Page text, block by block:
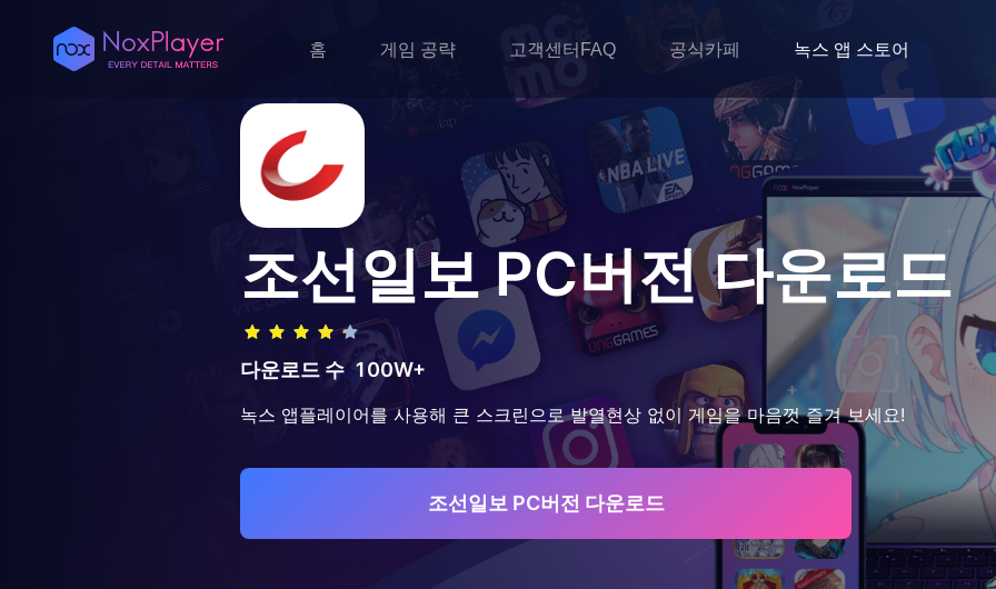
홈 게임 공략 고객센터FAQ 공식카페 녹스 앱 스토어
조선일보PC버전 다운로드
다운로드 수 100W+
녹스 앱플레이어를 사용해 큰 스크린으로 발열현상 없이 게임을 마음껏 즐겨 보세요!
조선일보 PC버전 다운로드